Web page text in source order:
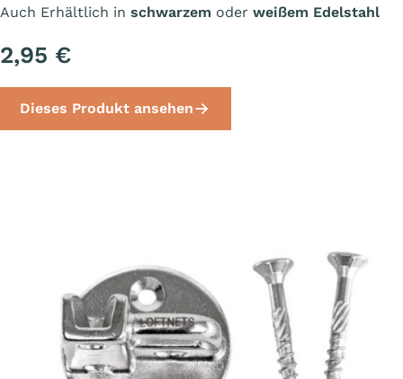
Auch Erhältlich in schwarzem oder weißem Edelstahl
2,95 €
Dieses Produkt ansehen